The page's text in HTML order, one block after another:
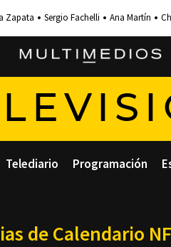
Zapata Sergio Fachelli Ana Martín
Telediario Programación
de Calendario